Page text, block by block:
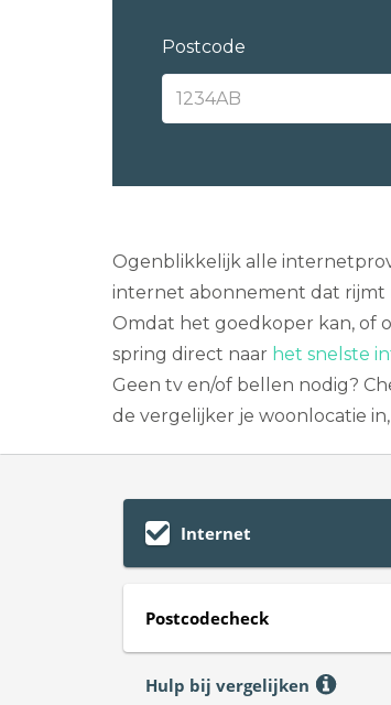
Postcode
Ogenblikkelijk alle
internet abonnement dat rijmt
Omdat het goedkoper kan, of
spring direct naar het snelste
Geen tv en/of bellen nodig?
de vergelijker je woonlocatie
Internet
Postcodecheck
Hulp bij vergelijken